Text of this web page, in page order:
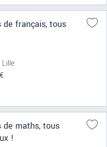
de français, tous
de maths, tous
!